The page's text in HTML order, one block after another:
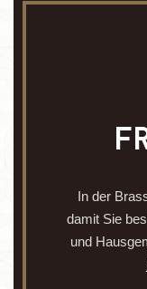
In der
damit Sie
und